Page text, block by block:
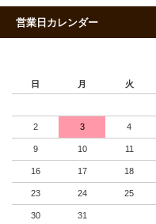
営業日カレンダー
日 月 火
2 3 4
9 10 11
16 17 18
23 24 25
30 31